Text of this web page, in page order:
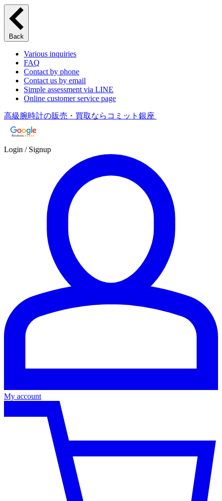
Back
Various inquiries
FAQ
Contact by phone
Contact us by email
Simple assessment via LINE
Online customer service page
高級腕時計の販売・買取ならコミット銀座
Login / Signup
My account